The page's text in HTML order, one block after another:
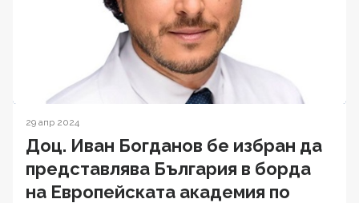
29 апр 2024
Доц. Иван Богданов бе избран да
представлява България в борда
на Европейската академия по